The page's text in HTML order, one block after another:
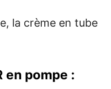
la crème en tube
en pompe :